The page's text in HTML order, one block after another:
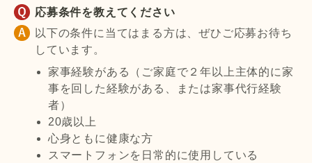
応募条件を教えてください
以下の条件に当てはまる方は、ぜひご応募お待ち
しています。
家事経験がある（ご家庭で２年以上主体的に家
事を回した経験がある、または家事代行経験
者）
20歳以上
心身ともに健康な方
スマートフォンを日常的に使用している